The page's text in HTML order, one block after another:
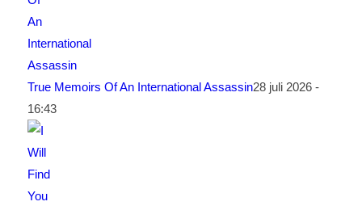
True Memoirs Of An International Assassin28 juli 2026 -
16:43